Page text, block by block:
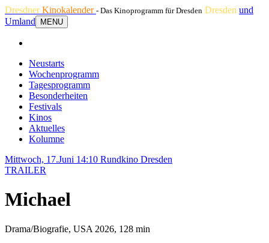
DresdnerKinokalender - Das Kinoprogramm für Dresden Dresden und
Umland
MENU
Neustarts
Wochenprogramm
Tagesprogramm
Besonderheiten
Festivals
Kinos
Aktuelles
Kolumne
Mittwoch, 17.Juni 14:10 Rundkino Dresden
TRAILER
Michael
Drama/Biografie, USA 2026, 128 min